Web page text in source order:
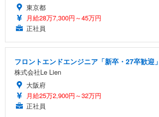
東京都
月給28万7,300円～45万円
正社員
フロントエンドエンジニア「新卒・27卒歓
株式会社Le Lien
大阪府
月給25万2,900円～32万円
正社員